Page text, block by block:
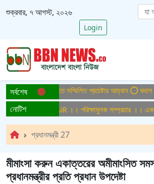
শুক্রবার, ৭ আগস্ট, ২০২৬
Login
সর্বশেষগড়ে তুলতে সম্মিলিত প্রচেষ্টার আহ্বান বদলে
নোটিশ
।। Test AiR ।। পরিক্ষামুলক সম্প্রচার ।। একটি
প্রধানমন্ত্রী 27
মীমাংসা করুন একাত্তরের অমীমাংসিত
প্রধানমন্ত্রীর প্রতি প্রধান উপদেষ্টা